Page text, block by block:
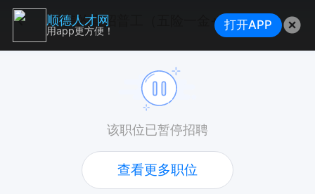
美的直招普工（五险一金+四人间公寓）接受应届
该职位已暂停招聘
查看更多职位
顺德人才网
用app更方便！ 打开APP